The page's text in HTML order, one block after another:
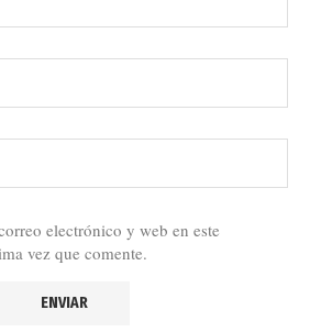
electrónico y web en este
vez que comente.